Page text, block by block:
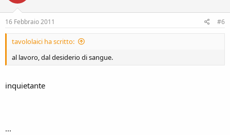
16 Febbraio 2011 #6
tavololaici ha scritto:
al lavoro, dal desiderio di sangue.
inquietante
...